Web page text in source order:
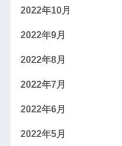
2022年10月
2022年9月
2022年8月
2022年7月
2022年6月
2022年5月